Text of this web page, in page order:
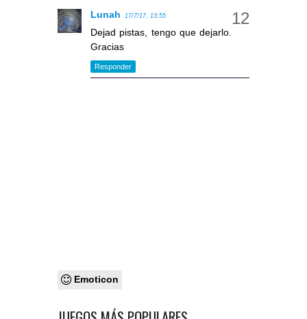
Lunah 17/7/17, 13:55
Dejad pistas, tengo que dejarlo.
Gracias
Responder
Emoticon